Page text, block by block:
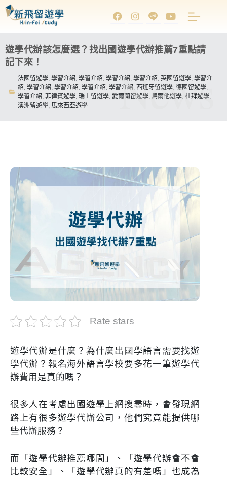
遊學代辦該怎麼選？找出國遊學代辦推薦7重點請
記下來！
法國留遊學, 學習介紹, 學習介紹, 學習介紹, 學習介紹, 英國留遊學, 學習介
紹, 學習介紹, 學習介紹, 學習介紹, 學習介紹, 西班牙留遊學, 德國留遊學,
學習介紹, 菲律賓遊學, 瑞士留遊學, 愛爾蘭留遊學, 馬爾他遊學, 杜拜遊學,
澳洲留遊學, 馬來西亞遊學 News
Rate stars
遊學代辦是什麼？為什麼出國學語言需要找遊
學代辦？報名海外語言學校要多花一筆遊學代
辦費用是真的嗎？
很多人在考慮出國遊學上網搜尋時，會發現網
路上有很多遊學代辦公司，他們究竟能提供哪
些代辦服務？
而「遊學代辦推薦哪間」、「遊學代辦會不會
比較安全」、「遊學代辦真的有差嗎」也成為